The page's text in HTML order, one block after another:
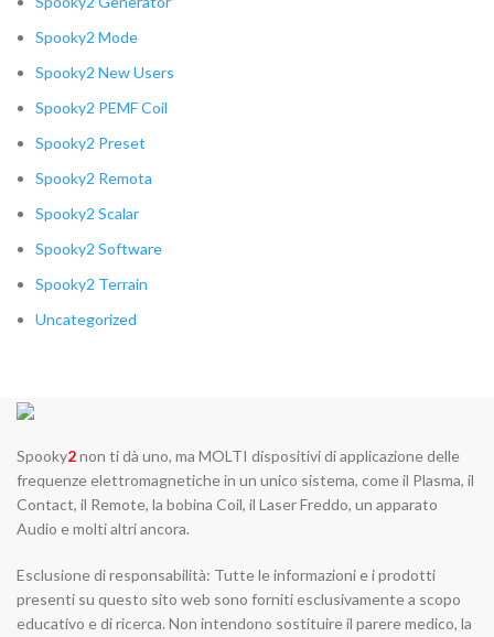
Spooky2 Mode
Spooky2 New Users
Spooky2 PEMF Coil
Spooky2 Preset
Spooky2 Remota
Spooky2 Scalar
Spooky2 Software
Spooky2 Terrain
Uncategorized
Spooky2non ti dà uno, ma MOLTI dispositivi di applicazione delle
frequenze elettromagnetiche in un unico sistema, come il Plasma, il
Contact, il Remote, la bobina Coil, il Laser Freddo, un apparato
Audio e molti altri ancora.
Esclusione di responsabilità: Tutte le informazioni e i prodotti
presenti su questo sito web sono forniti esclusivamente a scopo
educativo e di ricerca. Non intendono sostituire il parere medico, la